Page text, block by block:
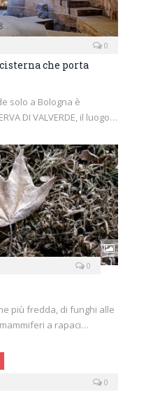
0
che porta
solo a Bologna è
DI VALVERDE, il luogo…
0
più fredda, di funghi alle
a rapaci…
0